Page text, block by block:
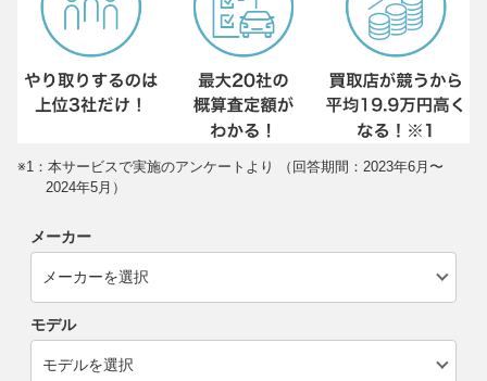
※1：本サービスで実施のアンケートより （回答期間：2023年6月〜
2024年5月）
メーカー
モデル